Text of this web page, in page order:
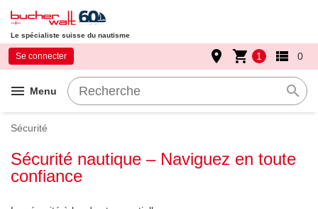
Le spécialiste suisse du nautisme
menu Menu search
Se connecter place shopping_cart 1 view_list 0
Sécurité
Sécurité nautique – Naviguez en toute
confiance